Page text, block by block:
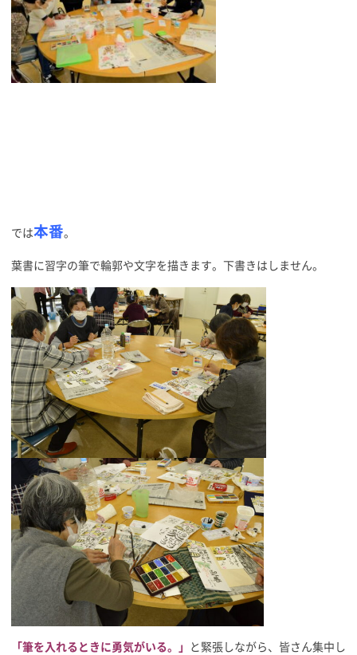
では本番。
葉書に習字の筆で輪郭や文字を描きます。下書きはしません。
「筆を入れるときに勇気がいる。」
と緊張しながら、皆さん集中し